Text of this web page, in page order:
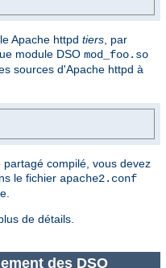
Apache httpd tiers, par
module DSO mod_foo.so
sources d'Apache httpd à
compilé, vous devez
le fichier apache2.conf
de détails.
des DSO